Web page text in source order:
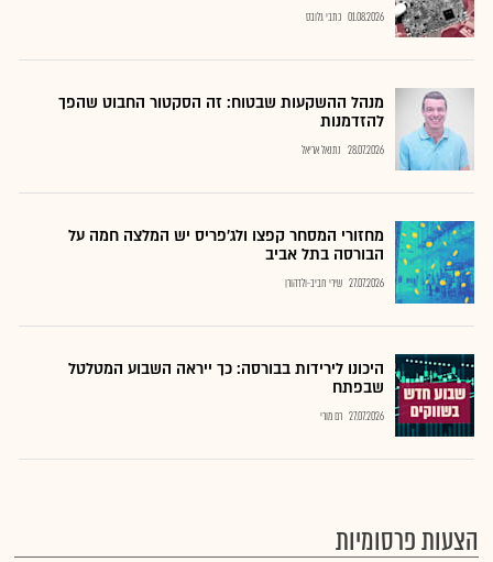
01.08.2026 כתבי גלובס
מנהל ההשקעות שבטוח: זה הסקטור החבוט שהפך
להזדמנות
28.07.2026 נתנאל אריאל
מחזורי המסחר קפצו ולג'פריס יש המלצה חמה על
הבורסה בתל אביב
27.07.2026 שירי חביב-ולדהורן
היכונו לירידות בבורסה: כך ייראה השבוע המטלטל
שבפתח
27.07.2026 רם מורי
הצעות פרסומיות